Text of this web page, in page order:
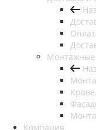
Компания